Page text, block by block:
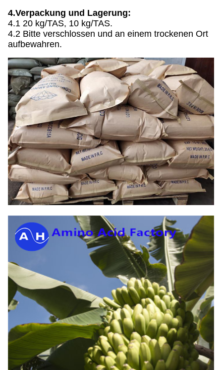
4.Verpackung und Lagerung:
4.1 20 kg/TAS, 10 kg/TAS.
4.2 Bitte verschlossen und an einem trockenen Ort
aufbewahren.